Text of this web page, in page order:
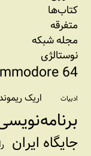
کتاب‌ها
متفرقه
مجله شبکه
نوستالژی
64
ادبیات اریک
جایگاه ایران